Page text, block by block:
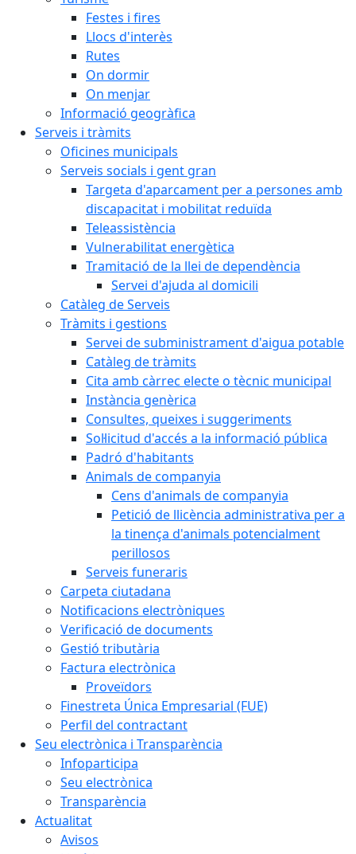
Festes i fires
Llocs d'interès
Rutes
On dormir
On menjar
Informació geogràfica
Serveis i tràmits
Oficines municipals
Serveis socials i gent gran
Targeta d'aparcament per a persones amb
discapacitat i mobilitat reduïda
Teleassistència
Vulnerabilitat energètica
Tramitació de la llei de dependència
Servei d'ajuda al domicili
Catàleg de Serveis
Tràmits i gestions
Servei de subministrament d'aigua potable
Catàleg de tràmits
Cita amb càrrec electe o tècnic municipal
Instància genèrica
Consultes, queixes i suggeriments
Sol·licitud d'accés a la informació pública
Padró d'habitants
Animals de companyia
Cens d'animals de companyia
Petició de llicència administrativa per a
la tinença d'animals potencialment
perillosos
Serveis funeraris
Carpeta ciutadana
Notificacions electròniques
Verificació de documents
Gestió tributària
Factura electrònica
Proveïdors
Finestreta Única Empresarial (FUE)
Perfil del contractant
Seu electrònica i Transparència
Infoparticipa
Seu electrònica
Transparència
Actualitat
Avisos